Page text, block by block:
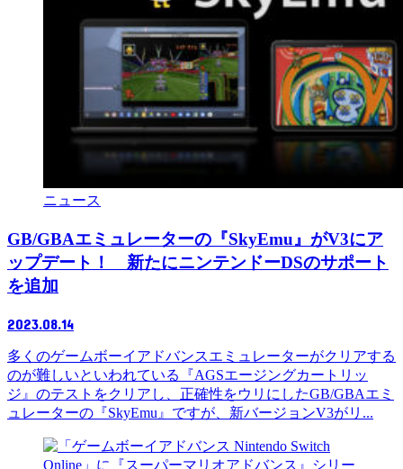
ニュース
GB/GBAエミュレーターの『SkyEmu』がV3にア
ップデート！ 新たにニンテンドーDSのサポート
を追加
2023.08.14
多くのゲームボーイアドバンスエミュレーターがクリアする
のが難しいといわれている『AGSエージングカートリッ
ジ』のテストをクリアし、正確性をウリにしたGB/GBAエミ
ュレーターの『SkyEmu』ですが、新バージョンV3がリ...